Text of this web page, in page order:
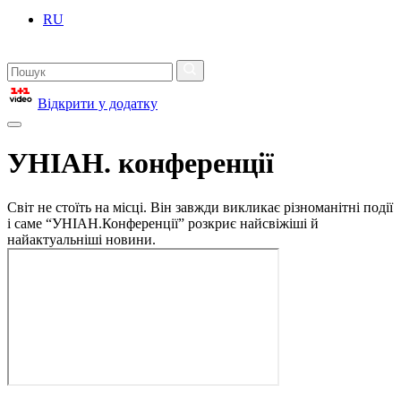
RU
Відкрити у додатку
УНІАН. конференції
Світ не стоїть на місці. Він завжди викликає різноманітні події
і саме “УНІАН.Конференції” розкриє найсвіжіші й
найактуальніші новини.